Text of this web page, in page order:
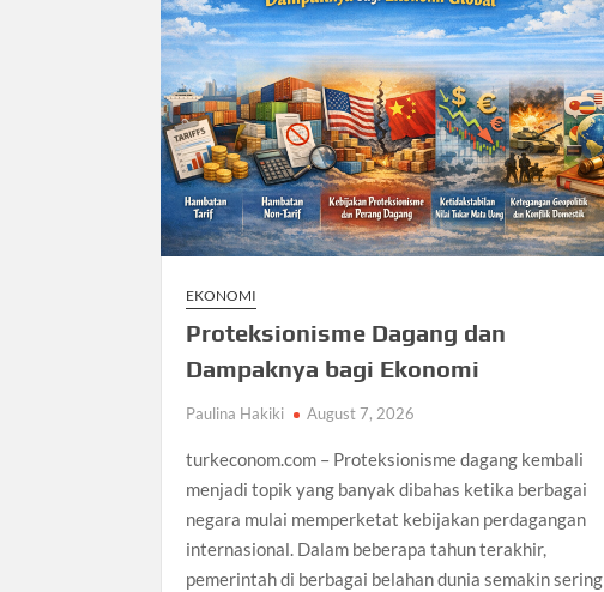
EKONOMI
Proteksionisme Dagang dan
Dampaknya bagi Ekonomi
Paulina Hakiki August 7, 2026
turkeconom.com – Proteksionisme dagang kembali
menjadi topik yang banyak dibahas ketika berbagai
negara mulai memperketat kebijakan perdagangan
internasional. Dalam beberapa tahun terakhir,
pemerintah di berbagai belahan dunia semakin sering